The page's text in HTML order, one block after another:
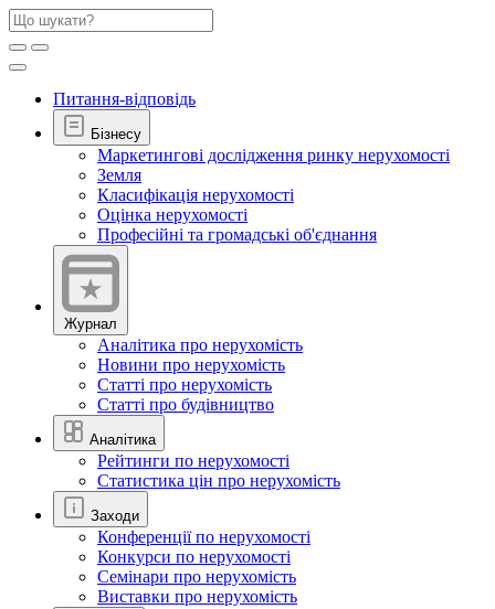
Питання-відповідь
Бізнесу
Маркетингові дослідження ринку нерухомості
Земля
Класифікація нерухомості
Оцінка нерухомості
Професійні та громадські об'єднання
Журнал
Аналітика про нерухомість
Новини про нерухомість
Статті про нерухомість
Статті про будівництво
Аналітика
Рейтинги по нерухомості
Статистика цін про нерухомість
Заходи
Конференції по нерухомості
Конкурси по нерухомості
Семінари про нерухомість
Виставки про нерухомість